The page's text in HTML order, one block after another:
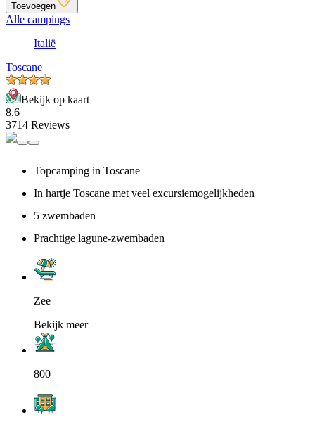
Toevoegen
Alle campings
Italië
Toscane
Bekijk op kaart
8.6
3714 Reviews
Topcamping in Toscane
In hartje Toscane met veel excursiemogelijkheden
5 zwembaden
Prachtige lagune-zwembaden
Zee
Bekijk meer
800